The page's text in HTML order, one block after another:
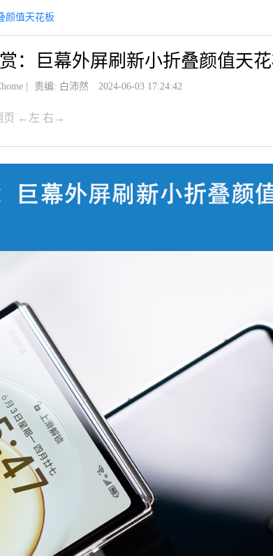
颜值天花板
：巨幕外屏刷新小折叠颜值天
| 责编: 白沛然 2024-06-03 17:24:42
页 ←左 右→